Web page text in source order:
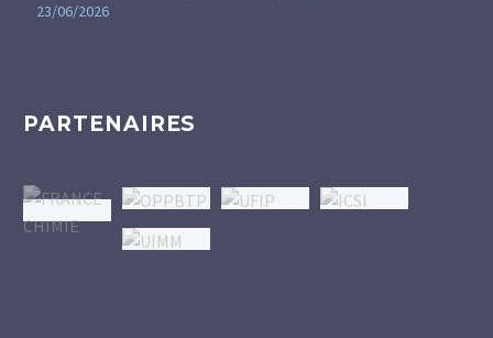
23/06/2026
PARTENAIRES